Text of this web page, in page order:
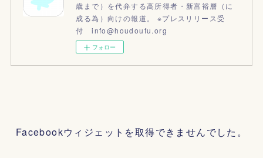
歳まで）を代弁する高所得者・新富裕層（に
成る為）向けの報道。 ※プレスリリース受
付 info@houdoufu.org
フォロー
Facebookウィジェットを取得できませんでした。